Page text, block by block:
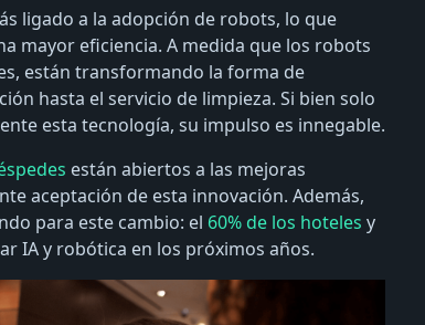
ligado a la adopción de robots, lo que
mayor eficiencia. A medida que los robots
están transformando la forma de
hasta el servicio de limpieza. Si bien solo
esta tecnología, su impulso es innegable.
están abiertos a las mejoras
aceptación de esta innovación. Además,
para este cambio: el 60% de los hoteles y
IA y robótica en los próximos años.